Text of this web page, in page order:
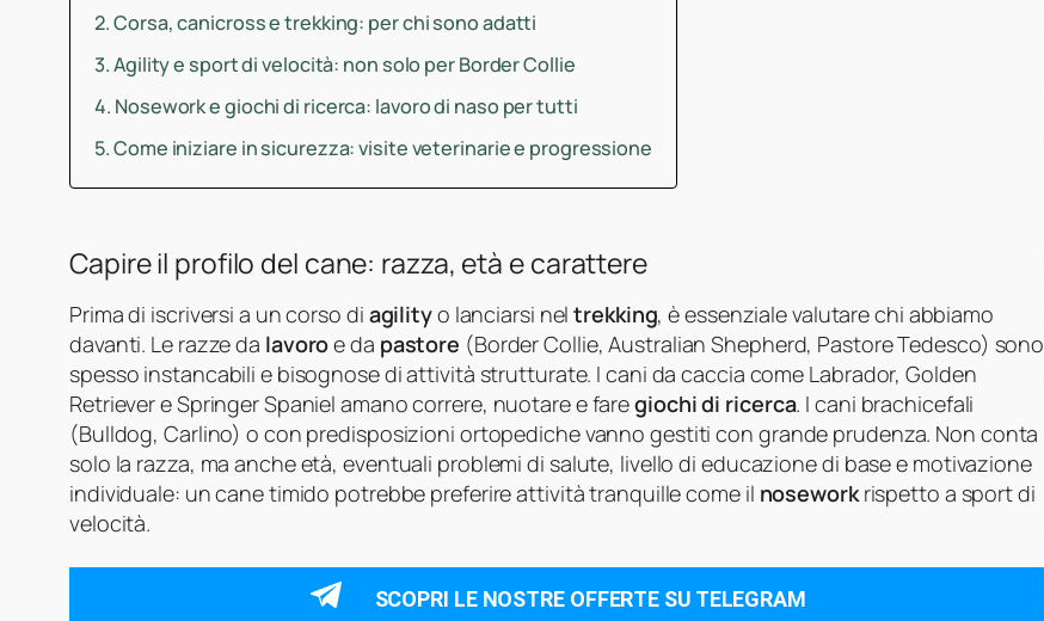
Corsa, canicross e trekking: per chi sono adatti
Agility e sport di velocità: non solo per Border Collie
Nosework e giochi di ricerca: lavoro di naso per tutti
Come iniziare in sicurezza: visite veterinarie e progressione
Capire il profilo del cane: razza, età e carattere
Prima di iscriversi a un corso di agilityo lanciarsi neltrekking, è essenziale valutare chi abbiamo
davanti. Le razze da lavoroe da pastore (Border Collie, Australian Shepherd, Pastore Tedesco) sono
spesso instancabili e bisognose di attività strutturate. I cani da caccia come Labrador, Golden
Retriever e Springer Spaniel amano correre, nuotare e faregiochi di ricerca. I cani brachicefali
(Bulldog, Carlino) o con predisposizioni ortopediche vanno gestiti con grande prudenza. Non conta
solo la razza, ma anche età, eventuali problemi di salute, livello di educazione di base e motivazione
individuale: un cane timido potrebbe preferire attività tranquille come il noseworkrispetto a sport di
velocità.
SCOPRI LE NOSTRE OFFERTE SU TELEGRAM